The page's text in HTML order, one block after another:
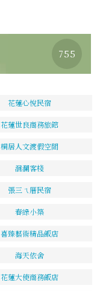
755
花蓮心悅民宿
花蓮世良商務旅館
桐居人文渡假空間
洄瀾客棧
張三ㄟ厝民宿
春綠小築
喜臻藝術精品飯店
海天依舍
花蓮大使商務飯店